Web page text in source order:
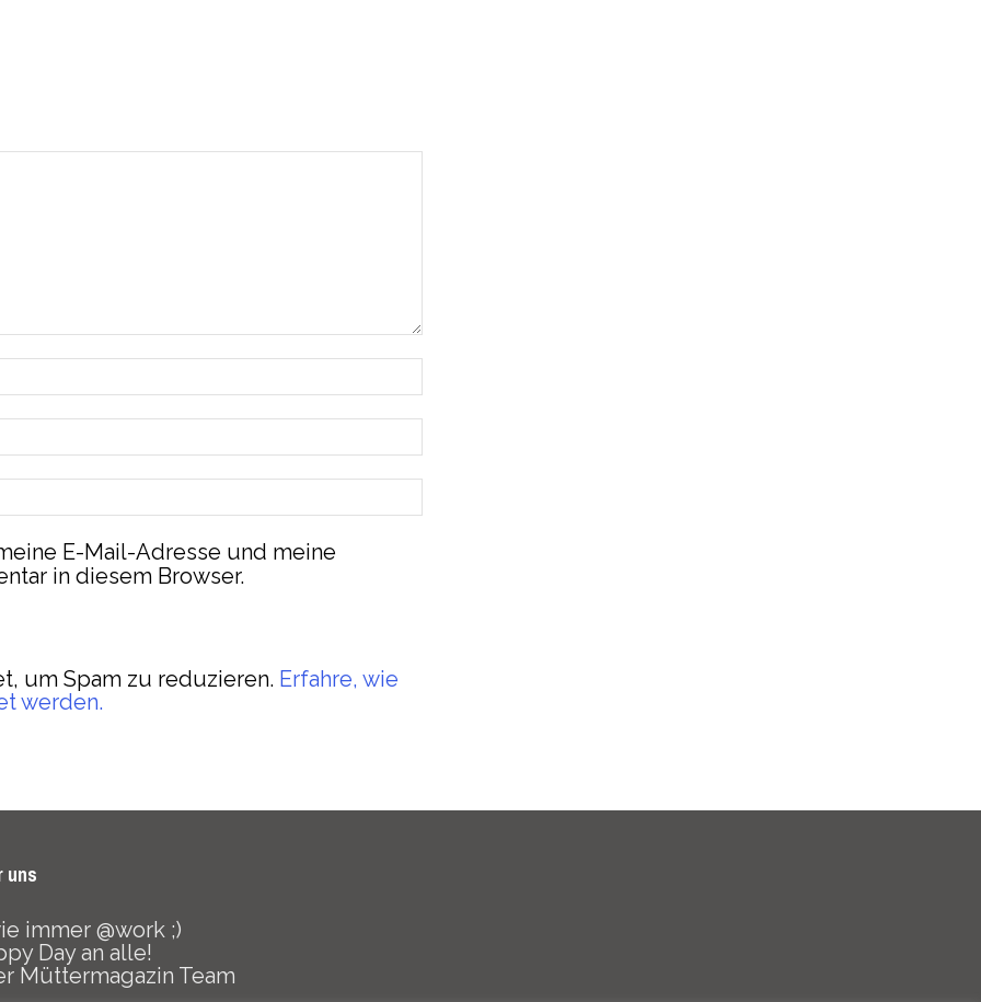
E-Mail-Adresse und meine
in diesem Browser.
um Spam zu reduzieren. Erfahre, wie
werden.
uns
immer @work ;)
Day an alle!
Müttermagazin Team